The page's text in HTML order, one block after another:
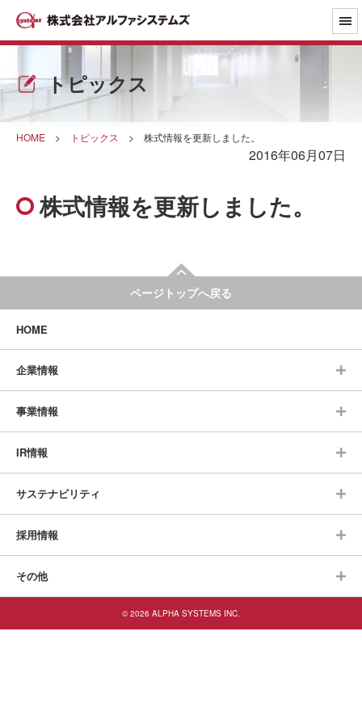
トピックス
HOME > トピックス > 株式情報を更新しました。
2016年06月07日
株式情報を更新しました。
ページトップへ戻る
HOME
企業情報
事業情報
IR情報
サステナビリティ
採用情報
その他
© 2026 ALPHA SYSTEMS INC.